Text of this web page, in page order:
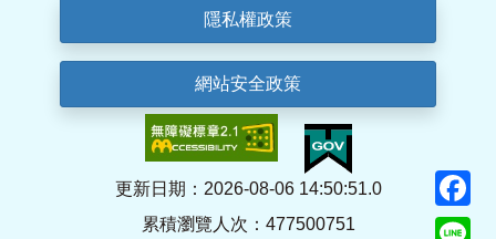
隱私權政策
網站安全政策
更新日期：2026-08-06 14:50:51.0
累積瀏覽人次：477500751